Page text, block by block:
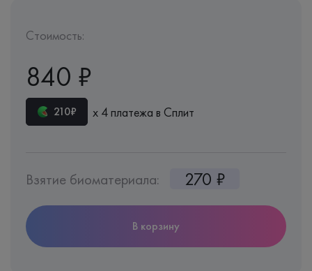
Стоимость:
840 ₽
210₽ х 4 платежа в Сплит
Взятие биоматериала: 270 ₽
В корзину